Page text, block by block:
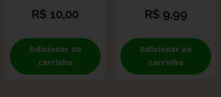
R$ 10,00
Adicionar ao
carrinho
R$ 9,99
Adicionar ao
carrinho